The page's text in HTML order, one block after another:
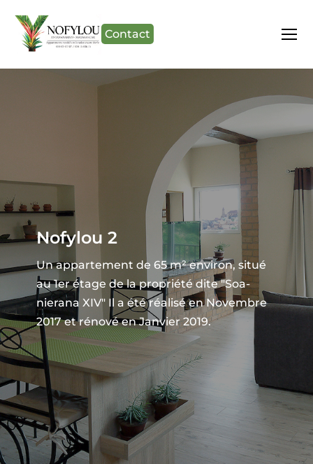
Nofylou 2
Un appartement de 65 m² environ, situé
au 1er étage de la propriété dite "Soa-
nierana XIV" Il a été réalisé en Novembre
2017 et rénové en Janvier 2019.
Contact